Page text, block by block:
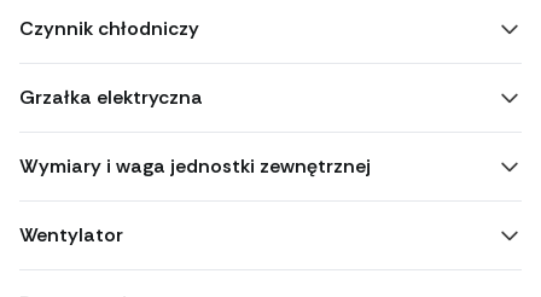
Czynnik chłodniczy
Grzałka elektryczna
Wymiary i waga jednostki zewnętrznej
Wentylator